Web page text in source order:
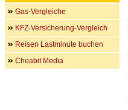
Gas-Vergleiche
KFZ-Versicherung-Vergleich
Reisen Lastminute buchen
Cheabit Media